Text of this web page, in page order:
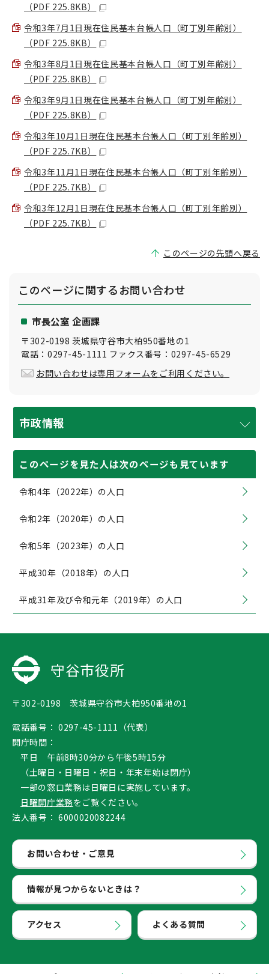
（PDF 225.8KB）
令和3年7月1日現在住民基本台帳人口（町丁別年齢別）
（PDF 225.8KB）
令和3年8月1日現在住民基本台帳人口（町丁別年齢別）
（PDF 225.8KB）
令和3年9月1日現在住民基本台帳人口（町丁別年齢別）
（PDF 225.8KB）
令和3年10月1日現在住民基本台帳人口（町丁別年齢別）
（PDF 225.7KB）
令和3年11月1日現在住民基本台帳人口（町丁別年齢別）
（PDF 225.7KB）
令和3年12月1日現在住民基本台帳人口（町丁別年齢別）
（PDF 225.7KB）
このページの先頭へ戻る
このページに関するお問い合わせ
市長公室 企画課
〒302-0198 茨城県守谷市大柏950番地の1
電話：0297-45-1111 ファクス番号：0297-45-6529
お問い合わせは専用フォームをご利用ください。
市政情報
このページを見た人は次のページも見ています
令和4年（2022年）の人口
令和2年（2020年）の人口
令和5年（2023年）の人口
平成30年（2018年）の人口
平成31年及び令和元年（2019年）の人口
守谷市役所
〒302-0198 茨城県守谷市大柏950番地の1
電話番号： 0297-45-1111（代表）
開庁時間：
平日 午前8時30分から午後5時15分
（土曜日・日曜日・祝日・年末年始は閉庁）
一部の窓口業務は日曜日に実施しています。
日曜開庁業務をご覧ください。
法人番号： 6000020082244
お問い合わせ・ご意見
情報が見つからないときは？
アクセス よくある質問